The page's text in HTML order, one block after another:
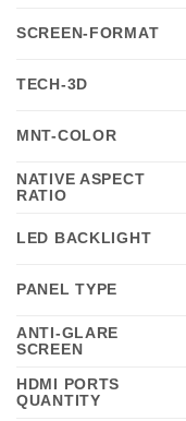
SCREEN-FORMAT
TECH-3D
MNT-COLOR
NATIVE ASPECT
RATIO
LED BACKLIGHT
PANEL TYPE
ANTI-GLARE
SCREEN
HDMI PORTS
QUANTITY